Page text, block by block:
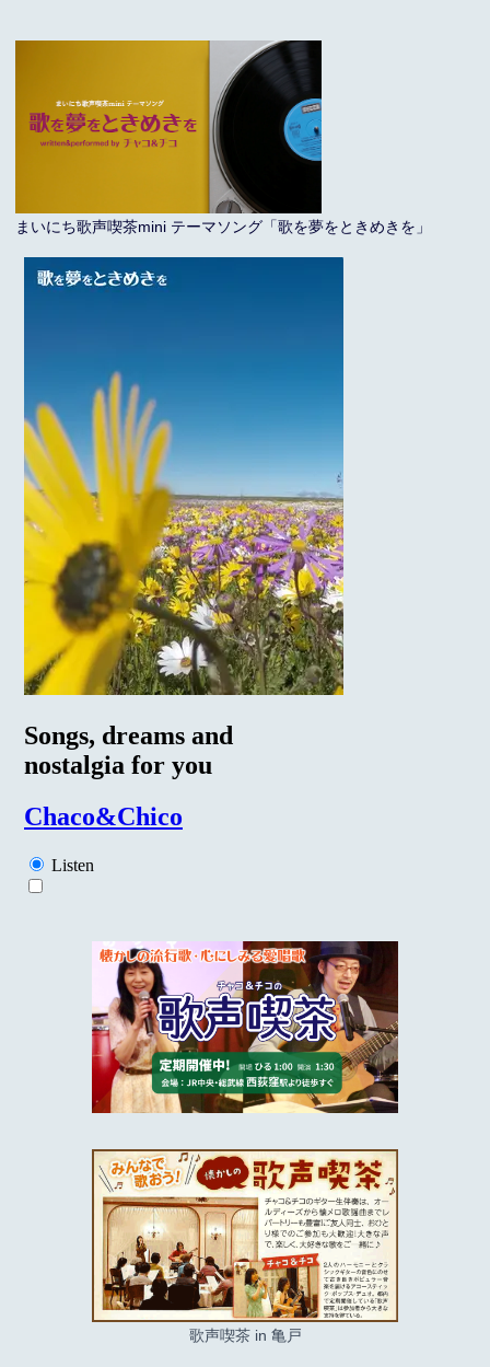
まいにち歌声喫茶mini テーマソング「歌を夢をときめきを」
歌声喫茶 in 亀戸